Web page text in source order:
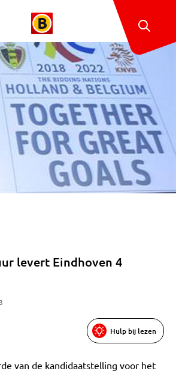
levert Eindhoven 4
Hulp bij lezen
van de kandidaatstelling voor het